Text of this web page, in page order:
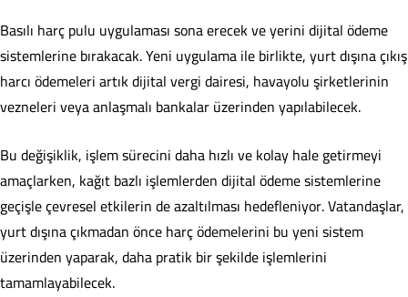
Basılı harç pulu uygulaması sona erecek ve yerini dijital ödeme
sistemlerine bırakacak. Yeni uygulama ile birlikte, yurt dışına çıkış
harcı ödemeleri artık dijital vergi dairesi, havayolu şirketlerinin
vezneleri veya anlaşmalı bankalar üzerinden yapılabilecek.
Bu değişiklik, işlem sürecini daha hızlı ve kolay hale getirmeyi
amaçlarken, kağıt bazlı işlemlerden dijital ödeme sistemlerine
geçişle çevresel etkilerin de azaltılması hedefleniyor. Vatandaşlar,
yurt dışına çıkmadan önce harç ödemelerini bu yeni sistem
üzerinden yaparak, daha pratik bir şekilde işlemlerini
tamamlayabilecek.